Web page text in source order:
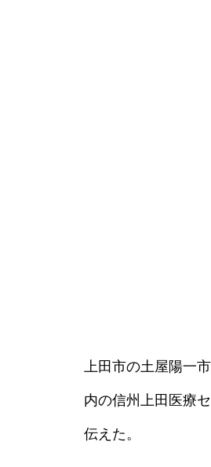
上田市の土屋陽一
内の信州上田医療
伝えた。